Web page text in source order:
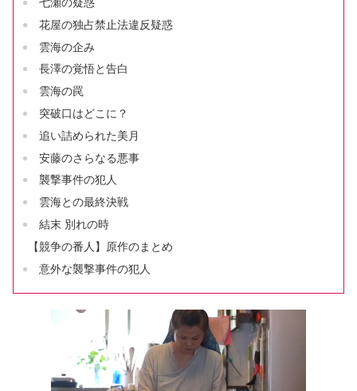
花屋の独占禁止法違反疑惑
雲海の企み
長澤の覚悟と告白
雲海の罠
突破口はどこに？
追い詰められた美月
安藤のさらなる悪事
襲撃事件の犯人
雲海との最終決戦
結末 別れの時
【競争の番人】原作のまとめ
意外な襲撃事件の犯人